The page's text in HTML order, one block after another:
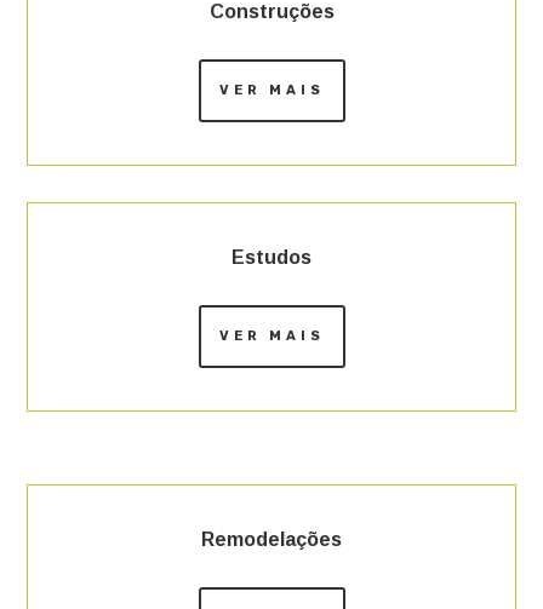
Construções
VER MAIS
Estudos
VER MAIS
Remodelações